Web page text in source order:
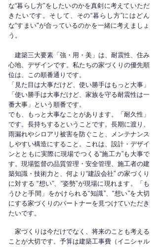
な“暮らし方”をしたいのかを真剣に考えていただ
きたいです。そして、その“暮らし方”にはどん
な“すまい"が合っているのかを一緒に考えましょ
う。
建築三大要素「強・用・美」は、耐震性、住み
心地、デザインです。私たちの家づくりの優先順
位は、この順番通りです。
「見た目は大事だけど、使い勝手はもっと大事」
「使い勝手は大事だけど、家族を守る耐震性は一
番大事」という順番です。
でも、もっと大事なことがあります。「耐久性」
です。長持ちするということです。長期に渡り、
雨漏れやシロアリ被害を防ぐこと、メンテナンス
しやすい構造にすること。これは、設計・デザイ
ンとともに実際に現場でつくる“施工カ”も大事で
す。現場監督の品質管理・安全管理、施工者の建
築知識・技術力と、何より“建設会社” の家づくり
に対する “想い”、“姿勢”が現場に現れます。「も
うひと手間」をかけられる“知識”、“想い”を大切
にする家づくりのパートナーを見つけていただき
たいです。
家づくりは今だけでなく、将来のことも考える
ことが大切です。予算は建築工事費（イニシャル